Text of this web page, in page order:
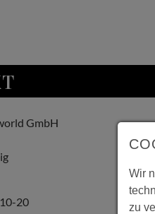
GmbH
20
Wir
zu